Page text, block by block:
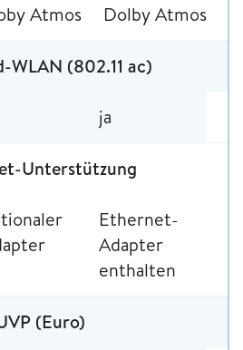
Atmos Dolby Atmos
WLAN (802.11 ac)
ja
Unterstützung
Ethernet-
Adapter
enthalten
(Euro)